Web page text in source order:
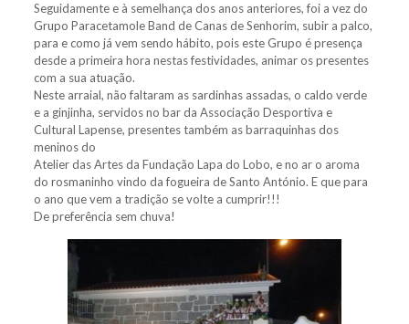
Seguidamente e à semelhança dos anos anteriores, foi a vez do
Grupo Paracetamole Band de Canas de Senhorim, subir a palco,
para e como já vem sendo hábito, pois este Grupo é presença
desde a primeira hora nestas festividades, animar os presentes
com a sua atuação.
Neste arraial, não faltaram as sardinhas assadas, o caldo verde
e a ginjinha, servidos no bar da Associação Desportiva e
Cultural Lapense, presentes também as barraquinhas dos
meninos do
Atelier das Artes da Fundação Lapa do Lobo, e no ar o aroma
do rosmaninho vindo da fogueira de Santo António. E que para
o ano que vem a tradição se volte a cumprir!!!
De preferência sem chuva!